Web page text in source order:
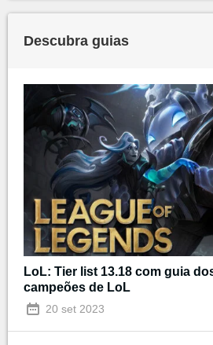
Descubra guias
LoL: Tier list 13.18 com guia
campeões de LoL
20 set 2023